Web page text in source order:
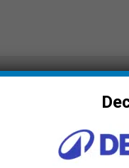
Test: Die 5
Test: